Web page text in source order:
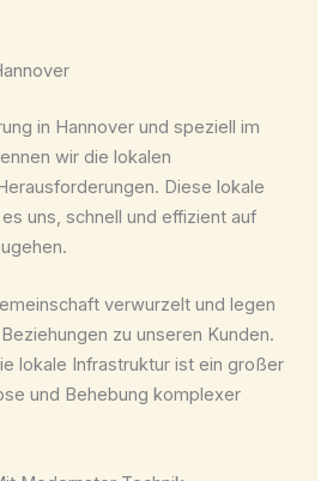
in Hannover und speziell im
wir die lokalen
Diese lokale
uns, schnell und effizient auf
verwurzelt und legen
zu unseren Kunden.
lokale Infrastruktur ist ein großer
und Behebung komplexer